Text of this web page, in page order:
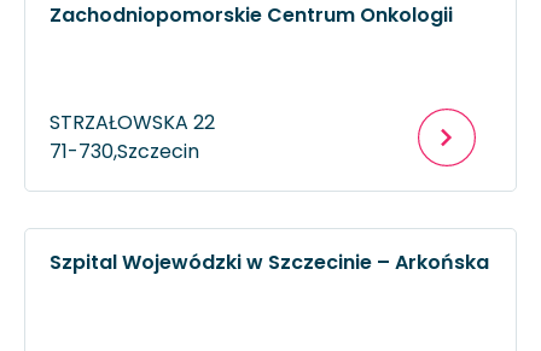
Zachodniopomorskie Centrum Onkologii
STRZAŁOWSKA 22
71-730,Szczecin
Szpital Wojewódzki w Szczecinie – Arkońska